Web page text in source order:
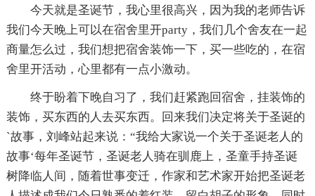
今天就是圣诞节，我心里很高兴，因为我的老师告诉
我们今天晚上可以在宿舍里开party，我们几个舍友在一起
商量怎么过，我们想把宿舍装饰一下，买一些吃的，在宿
舍里开活动，心里都有一点小激动。
终于盼着下晚自习了，我们赶紧跑回宿舍，挂装饰的
装饰，买东西的人去买东西。回来我们决定将关于圣诞的
`故事，刘峰站起来说：“我给大家说一个关于圣诞老人的
故事‘每年圣诞节，圣诞老人骑在驯鹿上，圣童手持圣诞
树降临人间，随着世事变迁，作家和艺术家开始把圣诞老